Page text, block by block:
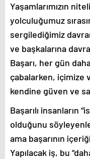
Yaşamlarımızın
yolculuğumuz
sergilediğimiz
ve başkalarına
Başarı, her gün
çabalarken, içimize
kendine güven ve
Başarılı insanların
olduğunu
ama başarının
Yapılacak iş, bu